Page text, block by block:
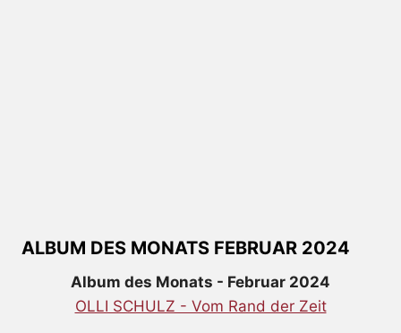
ALBUM DES MONATS FEBRUAR 2024
Album des Monats - Februar 2024
OLLI SCHULZ - Vom Rand der Zeit